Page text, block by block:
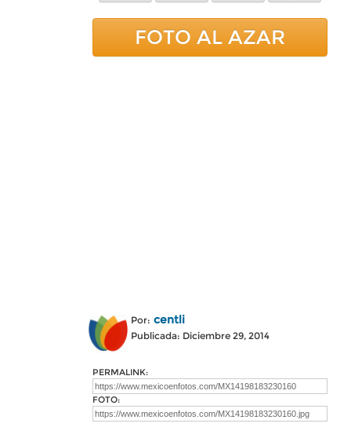
FOTO AL AZAR
Por: centli
Publicada: Diciembre 29, 2014
PERMALINK:
FOTO: